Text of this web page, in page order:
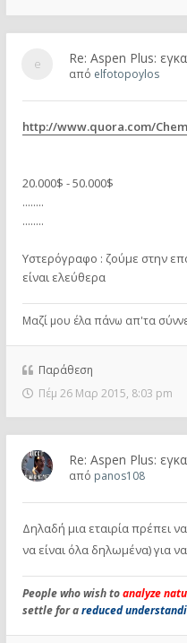
Re: Aspen Plus:
από elfotopoylos
http://www.quora.com/
20.000$ - 50.000$
........
........
Υστερόγραφο : ζούμε στην
είναι ελεύθερα
Μαζί μου έλα πάνω απ'τα
Παράθεση
Πέμ 26 Μαρ 2015, 8:03 pm
Re: Aspen Plus:
από panos108
Δηλαδή μια εταιρία πρέπει
να είναι όλα δηλωμένα) για
People who wish toanalyze
settle for areduced